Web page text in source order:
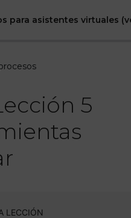
para asistentes virtuales
a la
de
los mapas de procesos
5
LECCIÓN